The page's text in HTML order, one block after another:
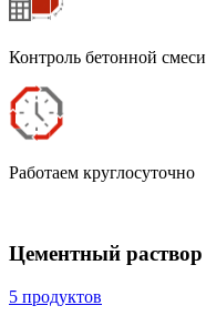
Контроль бетонной смеси
Работаем круглосуточно
Цементный раствор
5 продуктов